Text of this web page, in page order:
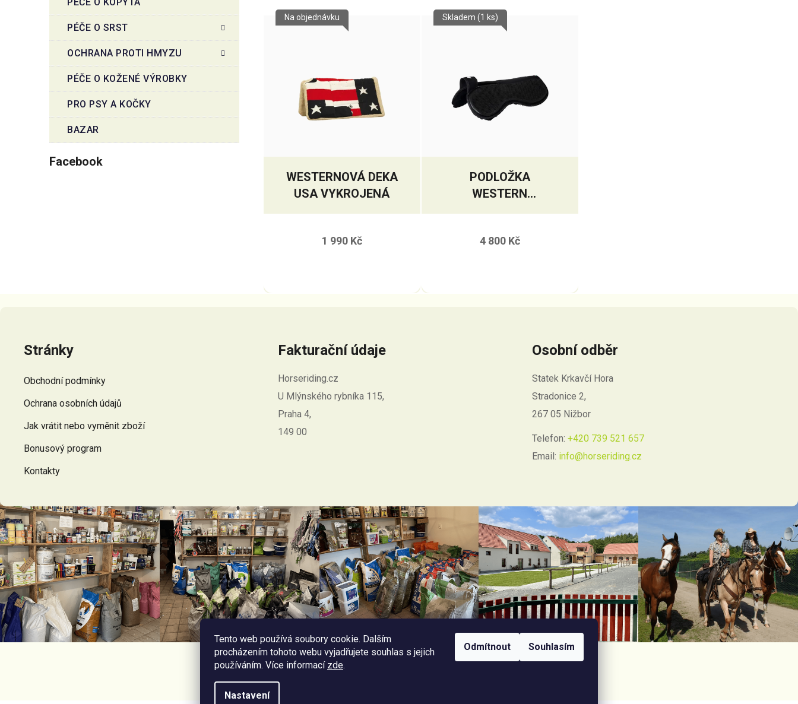
Tento web používá soubory cookie. Dalším
procházením tohoto webu vyjadřujete souhlas s jejich
používáním. Více informací zde.
Nastavení
Odmítnout Souhlasím
PÉČE O SRST
OCHRANA PROTI HMYZU
PÉČE O KOŽENÉ VÝROBKY
PRO PSY A KOČKY
BAZAR
Facebook
WESTERNOVÁ DEKA
USA VYKROJENÁ
Na objednávku
1 990 Kč
PODLOŽKA
WESTERN
ACAVALLO
Skladem (1 ks)
4 800 Kč
Stránky
Obchodní podmínky
Ochrana osobních údajů
Jak vrátit nebo vyměnit zboží
Bonusový program
Kontakty
Fakturační údaje
Horseriding.cz
U Mlýnského rybníka 115,
Praha 4,
149 00
Osobní odběr
Statek Krkavčí Hora
Stradonice 2,
267 05 Nižbor
Telefon: +420 739 521 657
Email: info@horseriding.cz
Facebook Horseriding